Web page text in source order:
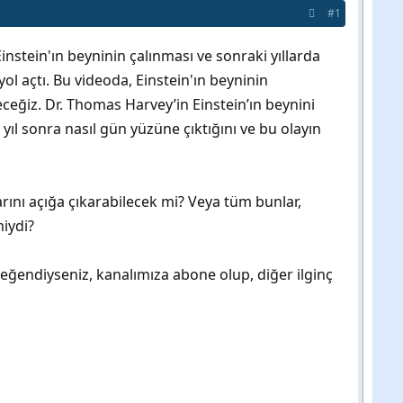
#1
beyninin çalınması ve sonraki yıllarda
açtı. Bu videoda, Einstein'ın beyninin
Dr. Thomas Harvey’in Einstein’ın beynini
sonra nasıl gün yüzüne çıktığını ve bu olayın
açığa çıkarabilecek mi? Veya tüm bunlar,
kanalımıza abone olup, diğer ilginç